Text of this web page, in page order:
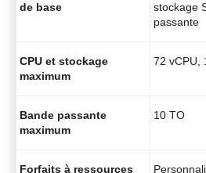
de base
stockage
passante
CPU et stockage
maximum
72 vCPU,
Bande passante
maximum
10 TO
Forfaits à ressources